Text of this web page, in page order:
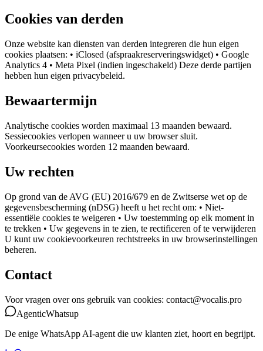
Cookies van derden
Onze website kan diensten van derden integreren die hun eigen
cookies plaatsen: • iClosed (afspraakreserveringswidget) • Google
Analytics 4 • Meta Pixel (indien ingeschakeld) Deze derde partijen
hebben hun eigen privacybeleid.
Bewaartermijn
Analytische cookies worden maximaal 13 maanden bewaard.
Sessiecookies verlopen wanneer u uw browser sluit.
Voorkeursecookies worden 12 maanden bewaard.
Uw rechten
Op grond van de AVG (EU) 2016/679 en de Zwitserse wet op de
gegevensbescherming (nDSG) heeft u het recht om: • Niet-
essentiële cookies te weigeren • Uw toestemming op elk moment in
te trekken • Uw gegevens in te zien, te rectificeren of te verwijderen
U kunt uw cookievoorkeuren rechtstreeks in uw browserinstellingen
beheren.
Contact
Voor vragen over ons gebruik van cookies: contact@vocalis.pro
AgenticWhatsup
De enige WhatsApp AI-agent die uw klanten ziet, hoort en begrijpt.